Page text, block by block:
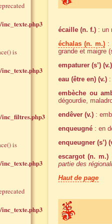
écaille (n. f.) : un
échalas (n. m.):
grande et maigre
empaturer (s’) (v.)
eau (être en) (v.)
embèche ou
dégourdie,
endêver (v.) :
enqueugné : en
enqueugner (s’)
escargot (n. m.)
partie des
Haut de page
is
is